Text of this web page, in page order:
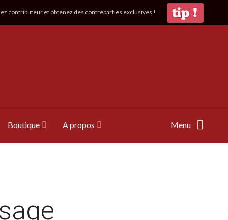
contributeur et obtenez des contreparties exclusives !
Boutique A propos Menu